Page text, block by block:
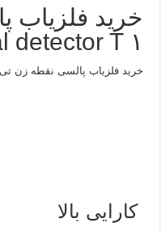
خرید فلزیاب
۱ Metal detector T
خرید فلزیاب پالسی نقطه زن تی ۱ Metal detector T
کارایی بالا